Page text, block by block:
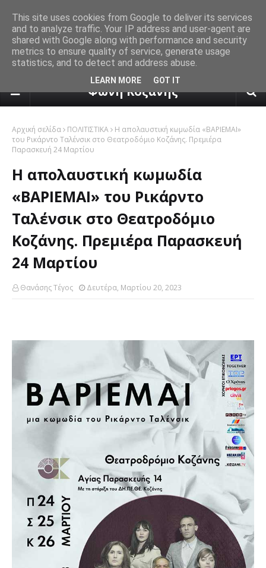
πρόγνωση καιρού από το
Φωνή Κοζάνης
Αρχική σελίδα ΠΟΛΙΤΙΣΤΙΚΑ
Η απολαυστική κωμωδία «ΒΑΡΙΕΜΑΙ»
του Ρικάρντο Ταλένσικ στο Θεατροδόμιο Κοζάνης. Πρεμιέρα
Παρασκευή 24 Μαρτίου
Η απολαυστική κωμωδία
«ΒΑΡΙΕΜΑΙ» του Ρικάρντο
Ταλένσικ στο Θεατροδόμιο
Κοζάνης. Πρεμιέρα Παρασκευή
24 Μαρτίου
Θανάσης Τέγος Δευτέρα, Μαρτίου 20, 2023
This site uses cookies from Google to deliver its services
and to analyze traffic. Your IP address and user-agent are
shared with Google along with performance and security
metrics to ensure quality of service, generate usage
statistics, and to detect and address abuse.
LEARN MORE GOT IT